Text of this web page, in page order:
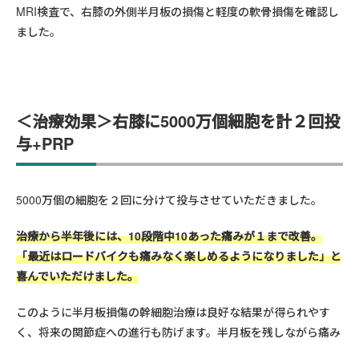
MRI検査で、右膝の外側半月板の損傷と軽度の軟骨損傷を確認し
ました。
＜治療効果＞右膝に5000万個細胞を計２回投
与+PRP
5000万個の細胞を２回に分けて投与させていただきました。
治療から半年後には、10段階中10あった痛みが１まで改善。
「最近はロードバイクも痛みなく楽しめるようになりました」と
喜んでいただけました。
このように半月板損傷の幹細胞治療は良好な結果が得られやす
く、将来の関節症への進行も防げます。半月板を残しながら痛み